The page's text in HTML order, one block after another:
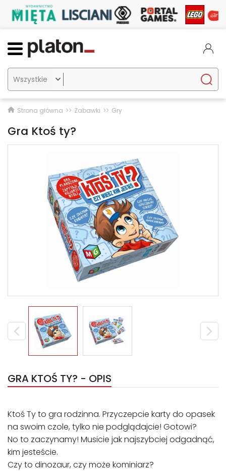

Strona główna Zabawki Gry
Gra Ktoś ty?
GRA KTOŚ TY? - OPIS
Ktoś Ty to gra rodzinna. Przyczepcie karty do opasek
na swoim czole, tylko nie podglądajcie! Gotowi?
No to zaczynamy! Musicie jak najszybciej odgadnąć,
kim jesteście.
Czy to dinozaur, czy może kominiarz?